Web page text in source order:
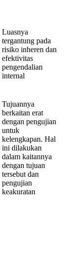
Luasnya
tergantung pada
risiko inheren dan
efektivitas
pengendalian
internal
Tujuannya
berkaitan erat
dengan pengujian
untuk
kelengkapan. Hal
ini dilakukan
dalam kaitannya
dengan tujuan
tersebut dan
pengujian
keakuratan